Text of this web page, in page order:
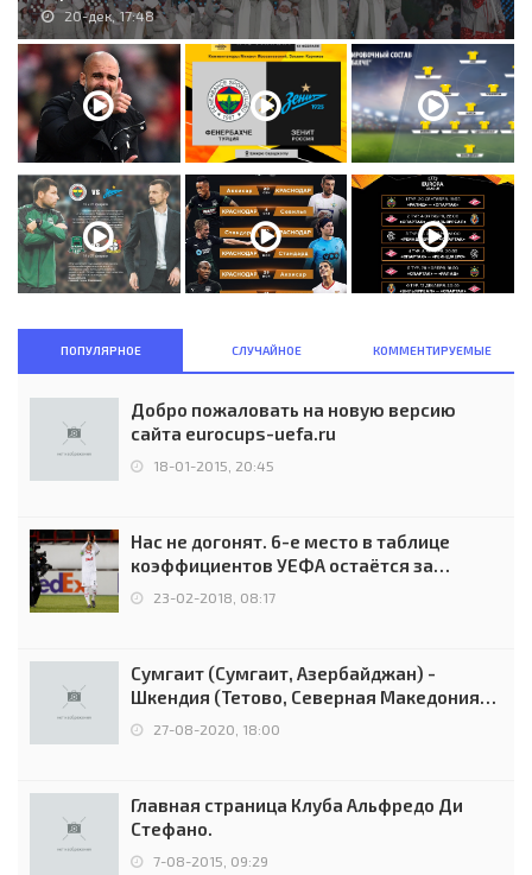
20-дек, 17:48
ПОПУЛЯРНОЕ СЛУЧАЙНОЕ КОММЕНТИРУЕМЫЕ
Добро пожаловать на новую версию
сайта eurocups-uefa.ru
18-01-2015, 20:45
Нас не догонят. 6-е место в таблице
коэффициентов УЕФА остаётся за
Россией
23-02-2018, 08:17
Сумгаит (Сумгаит, Азербайджан) -
Шкендия (Тетово, Северная Македония) -
0:2 (0:0)
27-08-2020, 18:00
Главная страница Клуба Альфредо Ди
Стефано.
7-08-2015, 09:29